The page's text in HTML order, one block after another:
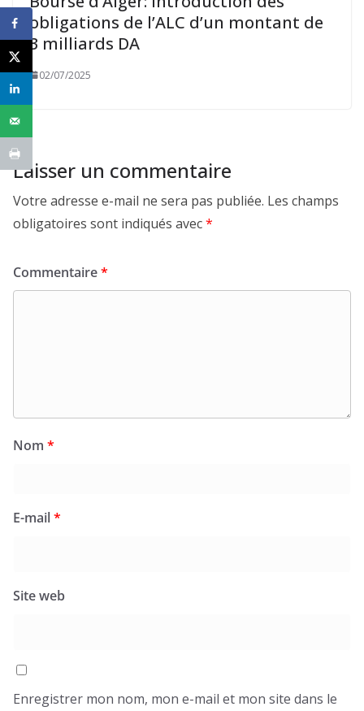
obligations de l’ALC d’un montant de
3 milliards DA
02/07/2025
Laisser un commentaire
Votre adresse e-mail ne sera pas publiée. Les champs
obligatoires sont indiqués avec*
Commentaire*
Nom *
E-mail*
Site web
Enregistrer mon nom, mon e-mail et mon site dans le